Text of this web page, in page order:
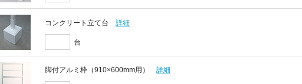
コンクリート立て台 詳細
台
脚付アルミ枠（910×600mm用） 詳細